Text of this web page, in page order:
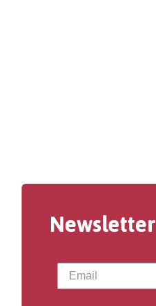
Newsletter